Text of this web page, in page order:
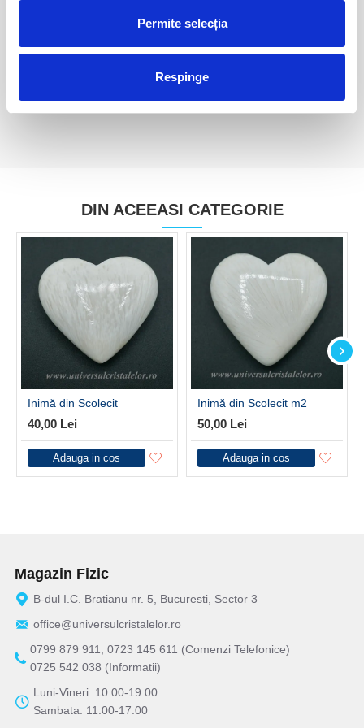
Permite selecția
Respinge
220,00 Lei
Scolecit piatra rulata unicat
DIN ACEEASI CATEGORIE
Inimă din Scolecit
40,00 Lei
Adauga in cos
Inimă din Scolecit m2
50,00 Lei
Adauga in cos
Magazin Fizic
B-dul I.C. Bratianu nr. 5, Bucuresti, Sector 3
office@universulcristalelor.ro
0799 879 911, 0723 145 611 (Comenzi Telefonice)
0725 542 038 (Informatii)
Luni-Vineri: 10.00-19.00
Sambata: 11.00-17.00